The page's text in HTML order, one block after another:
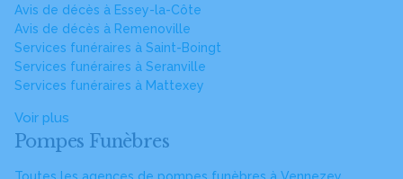
Avis de décès à Essey-la-Côte
Avis de décès à Remenoville
Services funéraires à Saint-Boingt
Services funéraires à Seranville
Services funéraires à Mattexey
Voir plus
Pompes Funèbres